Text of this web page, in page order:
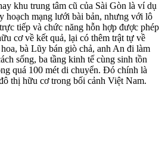
khu trung tâm cũ của Sài Gòn là ví dụ
hoạch mạng lưới bài bản, nhưng với lô
tiếp và chức năng hỗn hợp được phép
cơ về kết quả, lại có thêm trật tự về
bà Lũy bán giò chả, anh An đi làm
sống, ba tầng kinh tế cùng sinh tồn
quá 100 mét di chuyển. Đó chính là
thị hữu cơ trong bối cảnh Việt Nam.